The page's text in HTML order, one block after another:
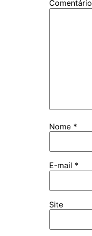
Comentário
Nome *
E-mail *
Site